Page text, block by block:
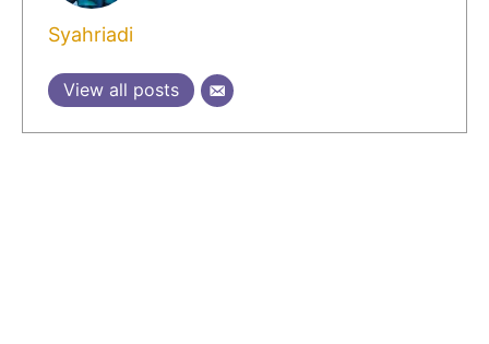
Syahriadi
View all posts